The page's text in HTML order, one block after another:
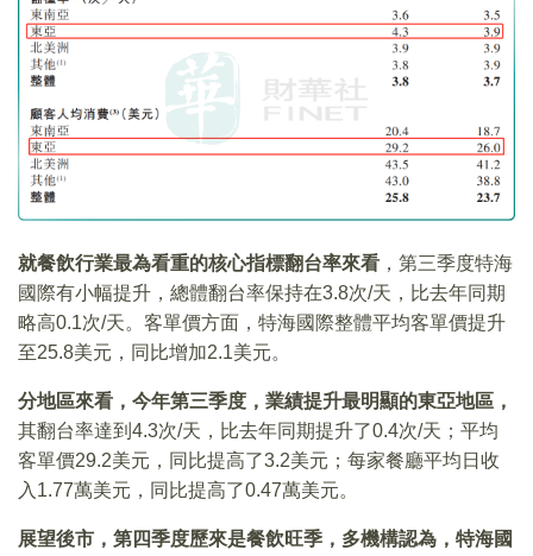
就餐飲行業最為看重的核心指標翻台率來看 ，第三季度特海
國際有小幅提升，總體翻台率保持在3.8次/天，比去年同期
略高0.1次/天。客單價方面，特海國際整體平均客單價提升
至25.8美元，同比增加2.1美元。
分地區來看，今年第三季度，業績提升最明顯的東亞地區，
其翻台率達到4.3次/天，比去年同期提升了0.4次/天；平均
客單價29.2美元，同比提高了3.2美元；每家餐廳平均日收
入1.77萬美元，同比提高了0.47萬美元。
展望後市，第四季度歷來是餐飲旺季，多機構認為，特海國